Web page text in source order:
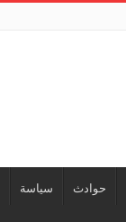
حوادث سياسة